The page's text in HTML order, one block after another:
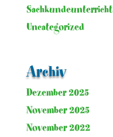
Sachkundeunterricht
Uncategorized
Archiv
Dezember 2025
November 2025
November 2022